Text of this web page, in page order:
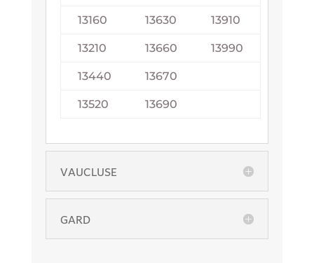
13160 13630 13910
13210 13660 13990
13440 13670
13520 13690
VAUCLUSE
GARD